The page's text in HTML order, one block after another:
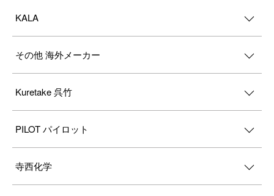
KALA
その他 海外メーカー
Kuretake 呉竹
PILOT パイロット
寺西化学